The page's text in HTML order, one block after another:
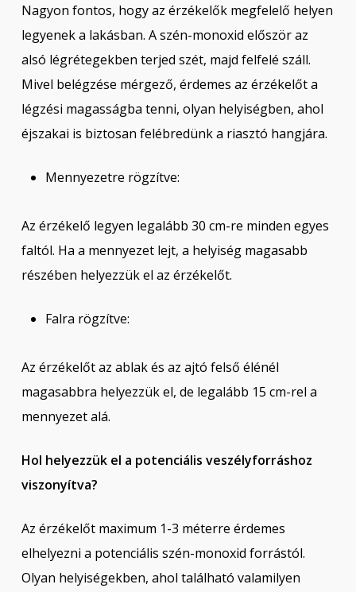
Nagyon fontos, hogy az érzékelők megfelelő helyen
legyenek a lakásban. A szén-monoxid először az
alsó légrétegekben terjed szét, majd felfelé száll.
Mivel belégzése mérgező, érdemes az érzékelőt a
légzési magasságba tenni, olyan helyiségben, ahol
éjszakai is biztosan felébredünk a riasztó hangjára.
Mennyezetre rögzítve:
Az érzékelő legyen legalább 30 cm-re minden egyes
faltól. Ha a mennyezet lejt, a helyiség magasabb
részében helyezzük el az érzékelőt.
Falra rögzítve:
Az érzékelőt az ablak és az ajtó felső élénél
magasabbra helyezzük el, de legalább 15 cm-rel a
mennyezet alá.
Hol helyezzük el a potenciális veszélyforráshoz
viszonyítva?
Az érzékelőt maximum 1-3 méterre érdemes
elhelyezni a potenciális szén-monoxid forrástól.
Olyan helyiségekben, ahol található valamilyen